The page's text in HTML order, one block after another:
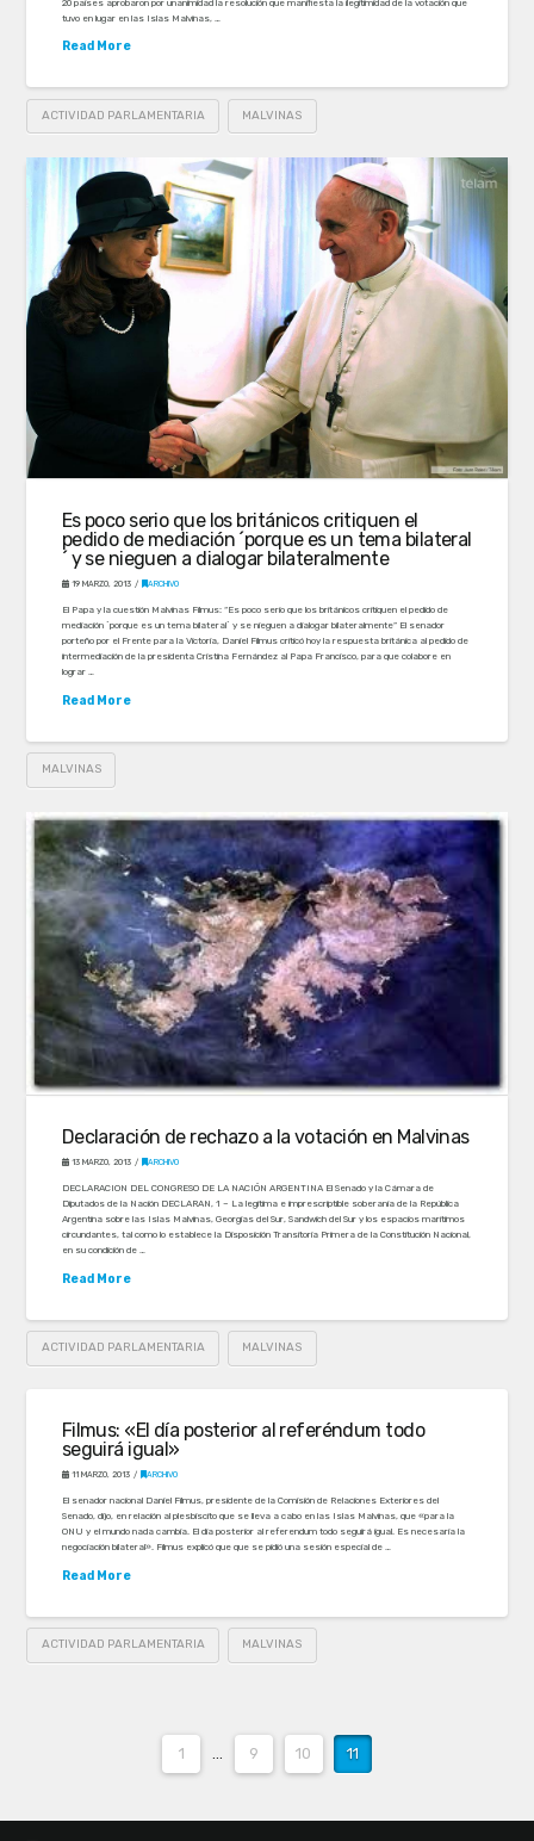
20 países aprobaron por unanimidad la resolución que manifiesta la ilegitimidad de la votación que
tuvo en lugar en las Islas Malvinas, …
Read More
ACTIVIDAD PARLAMENTARIA MALVINAS
Es poco serio que los británicos critiquen el
pedido de mediación ´porque es un tema bilateral
´ y se nieguen a dialogar bilateralmente
19 MARZO, 2013 ARCHIVO
El Papa y la cuestión Malvinas Filmus: “Es poco serio que los británicos critiquen el pedido de
mediación ´porque es un tema bilateral´ y se nieguen a dialogar bilateralmente” El senador
porteño por el Frente para la Victoria, Daniel Filmus criticó hoy la respuesta británica al pedido de
intermediación de la presidenta Cristina Fernández al Papa Francisco, para que colabore en
lograr …
Read More
MALVINAS
Declaración de rechazo a la votación en Malvinas
13 MARZO, 2013 ARCHIVO
DECLARACION DEL CONGRESO DE LA NACIÓN ARGENTINA El Senado y la Cámara de
Diputados de la Nación DECLARAN, 1 – La legítima e imprescriptible soberanía de la República
Argentina sobre las Islas Malvinas, Georgias del Sur, Sandwich del Sur y los espacios marítimos
circundantes, tal como lo establece la Disposición Transitoria Primera de la Constitución Nacional,
en su condición de …
Read More
ACTIVIDAD PARLAMENTARIA MALVINAS
Filmus: «El día posterior al referéndum todo
seguirá igual»
11 MARZO, 2013 ARCHIVO
El senador nacional Daniel Filmus, presidente de la Comisión de Relaciones Exteriores del
Senado, dijo, en relación al plesbiscito que se lleva a cabo en las Islas Malvinas, que «para la
ONU y el mundo nada cambia. El día posterior al referendum todo seguirá igual. Es necesaria la
negociación bilateral». Filmus explicó que que se pidió una sesión especial de …
Read More
ACTIVIDAD PARLAMENTARIA MALVINAS
1 ... 9 10 11